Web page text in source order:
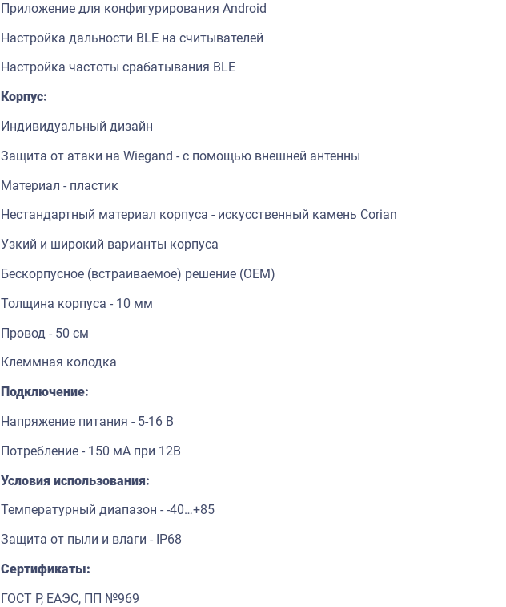
Приложение для конфигурирования Android
Настройка дальности BLE на считывателей
Настройка частоты срабатывания BLE
Корпус:
Индивидуальный дизайн
Защита от атаки на Wiegand - с помощью внешней антенны
Материал - пластик
Нестандартный материал корпуса - искусственный камень Corian
Узкий и широкий варианты корпуса
Бескорпусное (встраиваемое) решение (OEM)
Толщина корпуса - 10 мм
Провод - 50 см
Клеммная колодка
Подключение:
Напряжение питания - 5-16 В
Потребление - 150 мА при 12В
Условия использования:
Температурный диапазон - -40…+85
Защита от пыли и влаги - IP68
Сертификаты:
ГОСТ Р, ЕАЭС, ПП №969